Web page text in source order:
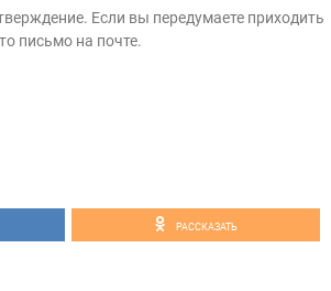
Если вы передумаете приходить
письмо на почте.
РАССКАЗАТЬ